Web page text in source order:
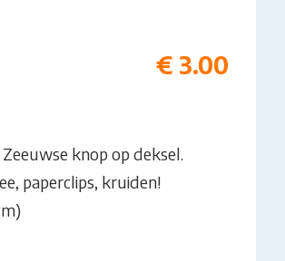
€ 3.00
knop op deksel.
paperclips, kruiden!